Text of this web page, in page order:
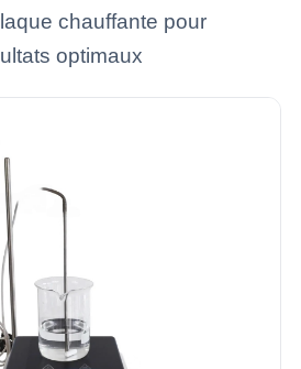
chauffante pour
optimaux